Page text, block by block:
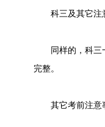
科三及其它注
同样的，科三一
完整。
其它考前注意